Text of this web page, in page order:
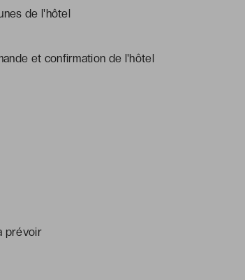
de l'hôtel
et confirmation de l'hôtel
prévoir